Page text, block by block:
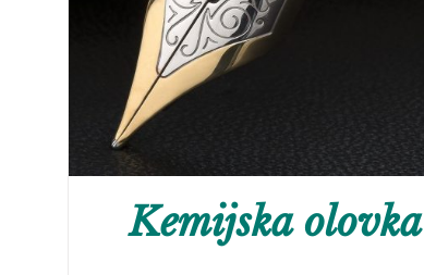
Kemijska olovka